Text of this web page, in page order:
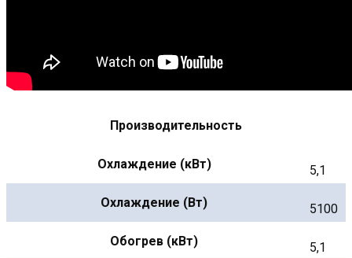
Производительность
Охлаждение (кВт) 5,1
Охлаждение (Вт) 5100
Обогрев (кВт) 5,1